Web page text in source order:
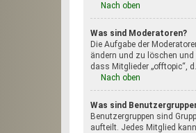
Nach oben
Was sind Moderatoren?
Die Aufgabe der
ändern und zu löschen
dass Mitglieder „offtopic“,
Nach oben
Was sind
Benutzergruppen sind
aufteilt. Jedes Mitglied